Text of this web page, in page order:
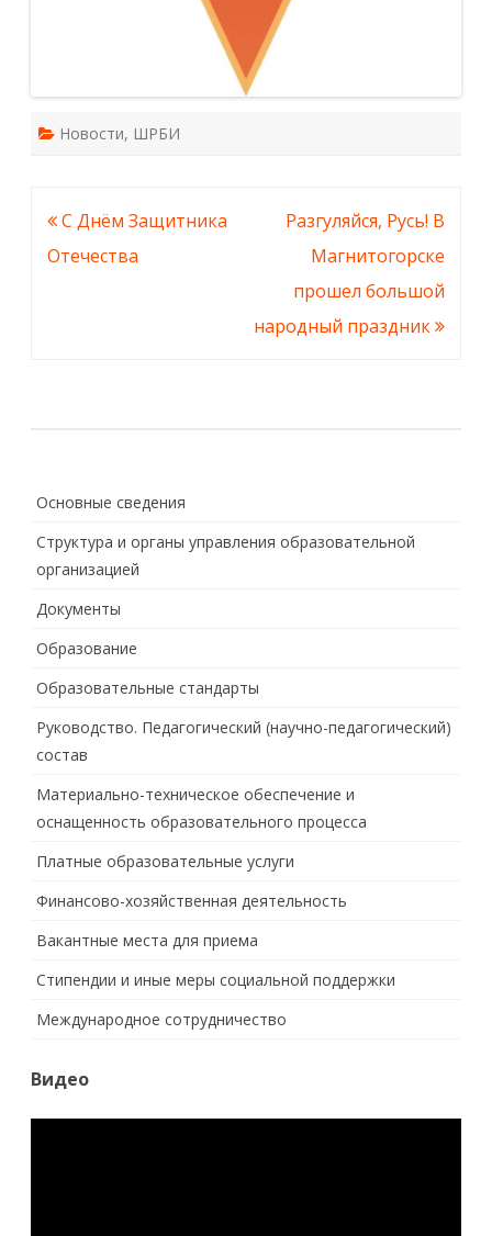
Новости, ШРБИ
Навигация
по
С Днём Защитника
Отечества
Разгуляйся, Русь! В
Магнитогорске
прошел большой
народный праздник
Основные сведения
Структура и органы управления образовательной
организацией
Документы
Образование
Образовательные стандарты
Руководство. Педагогический (научно-педагогический)
состав
Материально-техническое обеспечение и
оснащенность образовательного процесса
Платные образовательные услуги
Финансово-хозяйственная деятельность
Вакантные места для приема
Стипендии и иные меры социальной поддержки
Международное сотрудничество
Видео